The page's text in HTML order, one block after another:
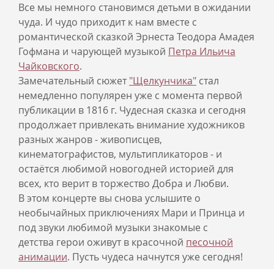
Все мы немного становимся детьми в ожидании
чуда. И чудо приходит к нам вместе с
романтической сказкой Эрнеста Теодора Амадея
Гофмана и чарующей музыкой Петра Ильича
Чайковского.
Замечательный сюжет"Щелкунчика" стал
немедленно популярен уже с момента первой
публикации в 1816 г. Чудесная сказка и сегодня
продолжает привлекать внимание художников
разных жанров - живописцев,
кинематографистов, мультипликаторов - и
остаётся любимой новогодней историей для
всех, кто верит в торжество Добра и Любви.
В этом концерте вы снова услышите о
необычайных приключениях Мари и Принца и
под звуки любимой музыки знакомые с
детства герои оживут в красочной песочной
анимации. Пусть чудеса начнутся уже сегодня!